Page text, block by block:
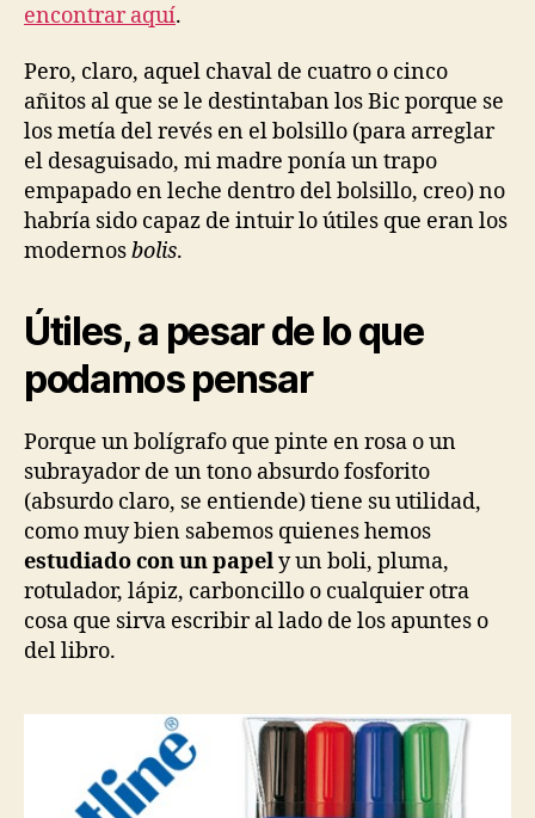
encontrar aquí.
Pero, claro, aquel chaval de cuatro o cinco
añitos al que se le destintaban los Bic porque se
los metía del revés en el bolsillo (para arreglar
el desaguisado, mi madre ponía un trapo
empapado en leche dentro del bolsillo, creo) no
habría sido capaz de intuir lo útiles que eran los
modernosbolis.
Útiles, a pesar de lo que
podamos pensar
Porque un bolígrafo que pinte en rosa o un
subrayador de un tono absurdo fosforito
(absurdo claro, se entiende) tiene su utilidad,
como muy bien sabemos quienes hemos
estudiado con un papely un boli, pluma,
rotulador, lápiz, carboncillo o cualquier otra
cosa que sirva escribir al lado de los apuntes o
del libro.